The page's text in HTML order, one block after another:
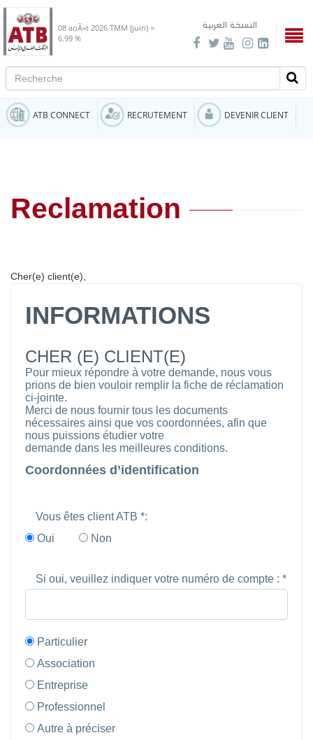
النسخة العربية 08 aoÃ»t 2026 TMM (juin) =
6.99 %
Recherche
ATB CONNECT RECRUTEMENT DEVENIR CLIENT
Reclamation
Cher(e) client(e),
INFORMATIONS
CHER (E) CLIENT(E)
Pour mieux répondre à votre demande, nous vous
prions de bien vouloir remplir la fiche de réclamation
ci-jointe.
Merci de nous fournir tous les documents
nécessaires ainsi que vos coordonnées, afin que
nous puissions étudier votre
demande dans les meilleures conditions.
Coordonnées d’identification
Vous êtes client ATB *:
Oui
Non
Si oui, veuillez indiquer votre numéro de compte : *
Particulier
Association
Entreprise
Professionnel
Autre à préciser